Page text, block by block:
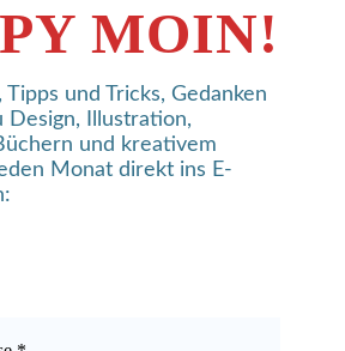
MOIN!
Tipps und Tricks, Gedanken
Design, Illustration,
und kreativem
Monat direkt ins E-